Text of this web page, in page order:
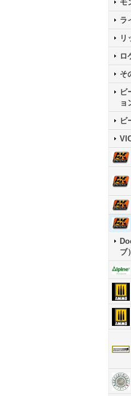
モ
ラ
リ
ロ
そ
ビ
ョ
ビ
ブ）